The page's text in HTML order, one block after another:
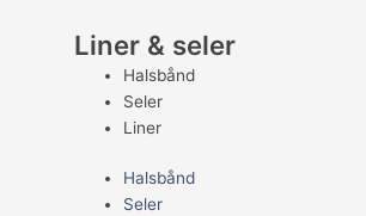
Liner & seler
Halsbånd
Seler
Liner
Halsbånd
Seler